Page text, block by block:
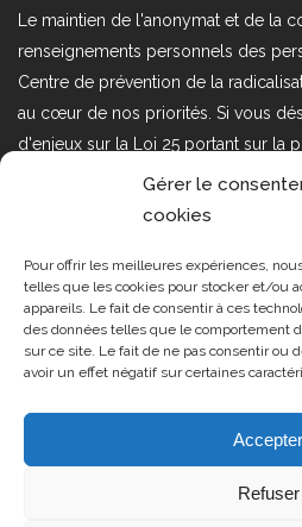
Gérer le
cookies
Pour offrir les meilleures expériences,
telles que les cookies pour stocker et/ou
appareils. Le fait de consentir à ces
des données telles que le comportement
sur ce site. Le fait de ne pas consentir ou
avoir un effet négatif sur certaines
Accepter
Refuser
Le maintien de l'anonymat et de la
renseignements personnels des
Centre de prévention de la
au cœur de nos priorités. Si vous
d'enjeux sur la Loi 25 portant sur la
personnels dans le secteur privé,
nous à l'adresse courriel suivant :
Tous droits réservés @2019 CPRMV
| Centre de prévention de la
radicalisation menant à la violence
(CPRMV)